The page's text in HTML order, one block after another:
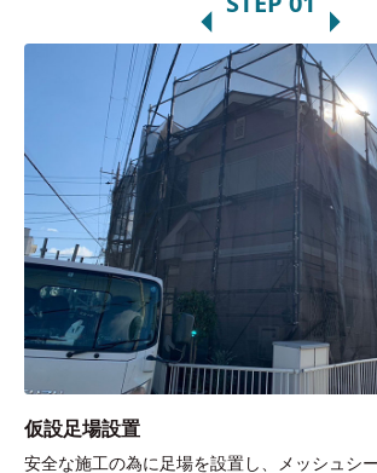
仮設足場設置
安全な施工の為に足場を設置し、メッシュシ